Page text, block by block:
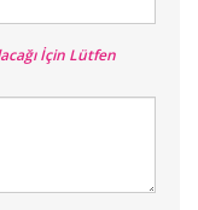
İçin Lütfen